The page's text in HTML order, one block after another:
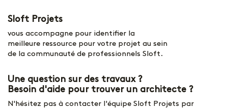
Sloft Projets
vous accompagne pour identifier la
meilleure ressource pour votre projet au sein
de la communauté de professionnels Sloft.
Une question sur des travaux ?
Besoin d'aide pour trouver un architecte ?
N'hésitez pas à contacter l'équipe Sloft Projets par